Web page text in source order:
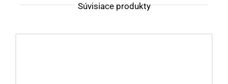
Súvisiace produkty